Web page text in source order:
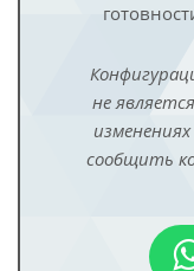
не
сообщить